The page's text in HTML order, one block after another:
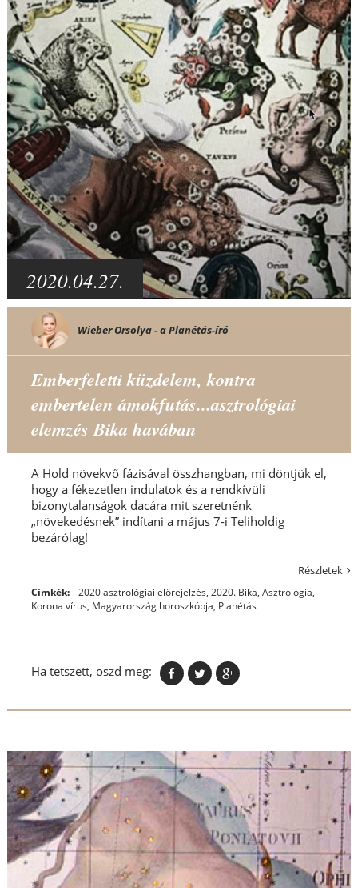
2020.04.27.
Wieber Orsolya - a Planétás-író
Emberfeletti küzdelem, kontra
embertelen ámokfutás...asztrológiai
elemzés Bika havában
A Hold növekvő fázisával összhangban, mi döntjük el,
hogy a fékezetlen indulatok és a rendkívüli
bizonytalanságok dacára mit szeretnénk
„növekedésnek” indítani a május 7-i Teliholdig
bezárólag!
Részletek
Címkék: 2020 asztrológiai előrejelzés, 2020. Bika, Asztrológia,
Korona vírus, Magyarország horoszkópja, Planétás
Ha tetszett, oszd meg: